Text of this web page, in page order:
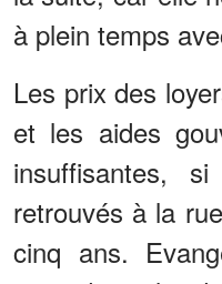
à plein temps
Les prix des
et les aides
insuffisantes,
retrouvés à la
cinq ans.